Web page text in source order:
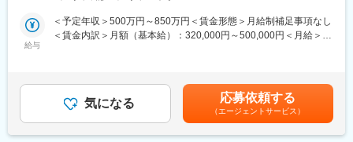
事業規模拡大中にて増員の為
※人員充足しておりますが将来的な事業拡大のため、新たに仲間に
まずは当社の自動車整備などの業務フローを習得頂きます。整備
担当社員と共にメンテナンスの流れやメンテナンス情報収集方法
なども習得頂き、さらなる整備スキルの向上に努めてください。
当社でご活躍頂く事でスキルの向上と資格取得や上級資格へのス
・入社後は、他のスタッフとともに発電所の設備管理業務を担当
して頂きながら、発電所運転管理業務を行って頂きます。
・現状のやり方の踏襲でなく、改善点を自ら考え、提案し、それ
て担って頂きます。
■詳細：
給与
＜予定年収＞500万円～850万円＜賃金形態＞月給制補足事項なし
＜賃金内訳＞月額（基本給）：320,000円～500,000円＜月給＞
す。月給(月額)は固定手当を含めた表記です。
気になる 応募依頼する
（エージェントサービス）